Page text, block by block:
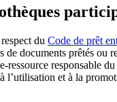
du Code de prêt
de documents prêtés ou
ressource responsable
l’utilisation et à la